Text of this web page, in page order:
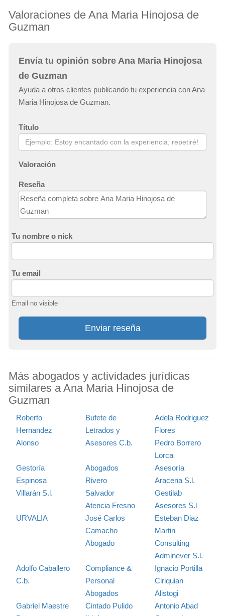
Valoraciones de Ana Maria Hinojosa de
Guzman
Envía tu opinión sobre Ana Maria Hinojosa
de Guzman
Ayuda a otros clientes publicando tu experiencia con Ana
Maria Hinojosa de Guzman.
Título
Valoración
Reseña
Tu nombre o nick
Tu email
Email no visible
Enviar reseña
Más abogados y actividades jurídicas
similares a Ana Maria Hinojosa de
Guzman
Roberto
Hernandez
Alonso
Bufete de
Letrados y
Asesores C.b.
Adela Rodriguez
Flores
Pedro Borrero
Lorca
Gestoría
Espinosa
Villarán S.l.
Abogados
Rivero
Asesoría
Aracena S.l.
Salvador
Atencia Fresno
Gestilab
Asesores S.l
URVALIA
José Carlos
Camacho
Abogado
Esteban Diaz
Martin
Consulting
Adminever S.l.
Adolfo Caballero
C.b.
Compliance &
Personal
Abogados
Ignacio Portilla
Ciriquian
Alistogi
Gabriel Maestre
Cintado Pulido
Antonio Abad